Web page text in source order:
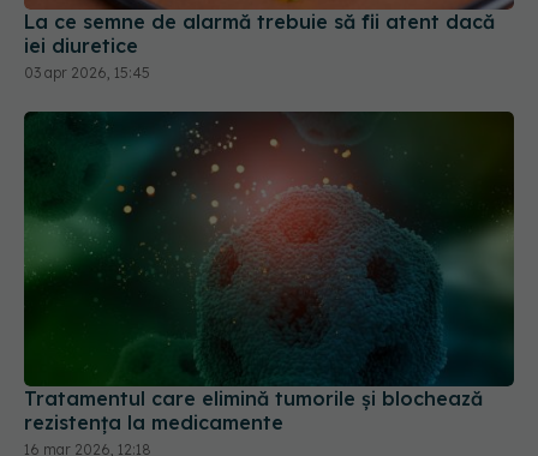
Tratamentul care elimină tumorile și blochează
rezistența la medicamente